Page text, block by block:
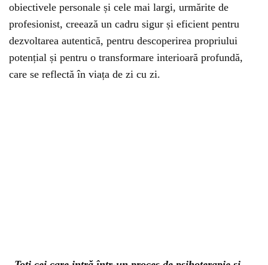
obiectivele personale și cele mai largi, urmărite de
profesionist, creează un cadru sigur și eficient pentru
dezvoltarea autentică, pentru descoperirea propriului
potențial și pentru o transformare interioară profundă,
care se reflectă în viața de zi cu zi.